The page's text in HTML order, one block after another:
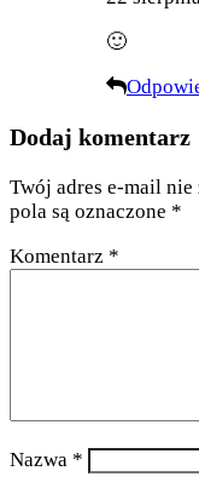
🙂
Dodaj komentarz
Twój adres e-mail
pola są oznaczone *
Komentarz *
Nazwa *